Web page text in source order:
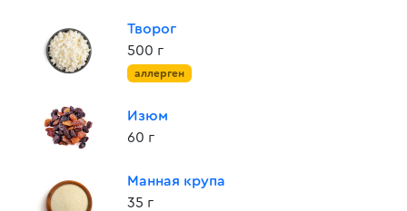
Творог
500 г
аллерген
Изюм
60 г
Манная крупа
35 г